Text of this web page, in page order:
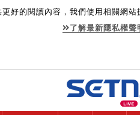
好的閱讀內容，我們使用相關網
了解最新隱私權聲